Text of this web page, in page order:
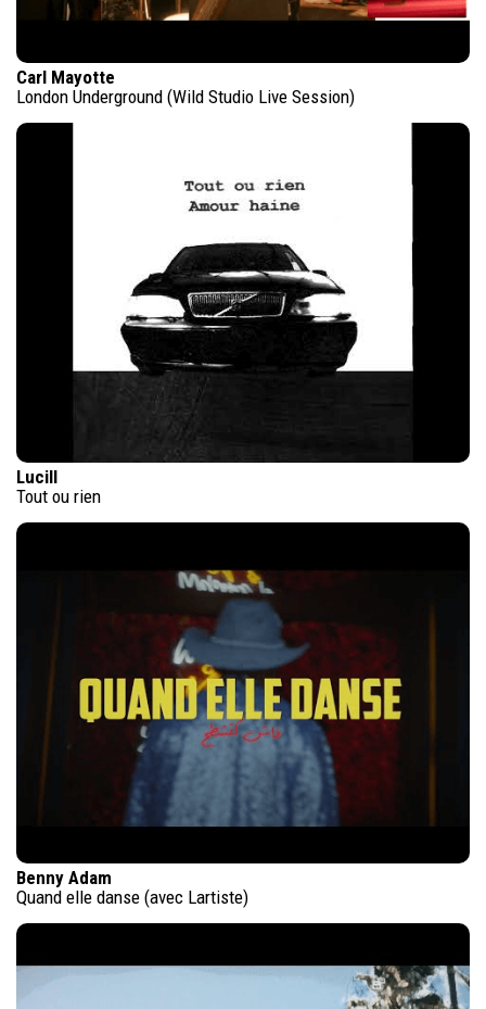
Carl Mayotte
London Underground (Wild Studio Live Session)
Lucill
Tout ou rien
Benny Adam
Quand elle danse (avec Lartiste)